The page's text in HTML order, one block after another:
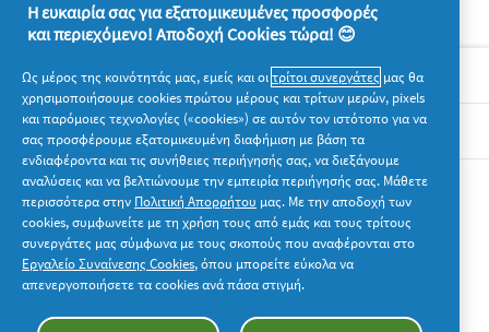
Σχετικά με την P&G
Νομικά
Ακολουθήστε μας
Η ευκαιρία σας για εξατομικευμένες προσφορές
και περιεχόμενο! Αποδοχή Cookies τώρα! 😊
Ως μέρος της κοινότητάς μας, εμείς και οιτρίτοι συνεργάτες μας θα
χρησιμοποιήσουμε cookies πρώτου μέρους και τρίτων μερών, pixels
και παρόμοιες τεχνολογίες («cookies») σε αυτόν τον ιστότοπο για να
σας προσφέρουμε εξατομικευμένη διαφήμιση με βάση τα
ενδιαφέροντα και τις συνήθειες περιήγησής σας, να διεξάγουμε
αναλύσεις και να βελτιώνουμε την εμπειρία περιήγησής σας. Μάθετε
περισσότερα στην Πολιτική Απορρήτου μας. Με την αποδοχή των
cookies, συμφωνείτε με τη χρήση τους από εμάς και τους τρίτους
συνεργάτες μας σύμφωνα με τους σκοπούς που αναφέρονται στο
Εργαλείο Συναίνεσης Cookies, όπου μπορείτε εύκολα να
απενεργοποιήσετε τα cookies ανά πάσα στιγμή.